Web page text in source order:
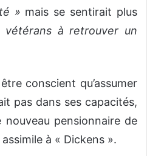
» mais se sentirait plus
vétérans à retrouver un
conscient qu’assumer
pas dans ses capacités,
nouveau pensionnaire de
à « Dickens ».